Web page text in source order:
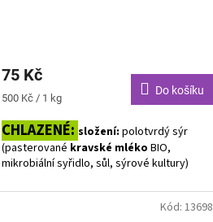
75 Kč
Měrná
500 Kč / 1 kg
Do košíku
CHLAZENÉ: složení: polotvrdý sýr
(pasterované kravské mléko BIO,
mikrobiální syřidlo, sůl, sýrové kultury)
Zrálo ve fólii.
Kód: 13698